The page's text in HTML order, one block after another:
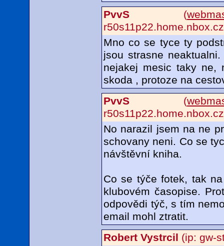
PvvS (
Mno co se tyce ty
jsou strasne
nejakej mesic taky ne,
skoda , protoze na
PvvS (
No narazil jsem na ne
schovany neni. Co se
návštěvní kniha.
Co se týče fotek, tak
klubovém časopise.
odpovědi týč, s tím
email mohl ztratit.
Robert Vystrcil (ip: gw-